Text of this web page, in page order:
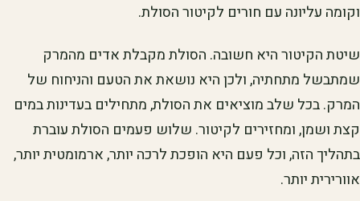
וקומה עליונה עם חורים לקיטור הסולת.
שיטת הקיטור היא חשובה. הסולת מקבלת אדים מהמרק
שמתבשל מתחתיה, ולכן היא נושאת את הטעם והניחוח של
המרק. בכל שלב מוציאים את הסולת, מתחילים בעדינות במים
קצת ושמן, ומחזירים לקיטור. שלוש פעמים הסולת עוברת
בתהליך הזה, וכל פעם היא הופכת לרכה יותר, ארמומטית יותר,
אוורירית יותר.